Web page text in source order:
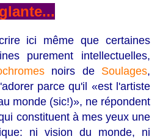
ici même que certaines
purement intellectuelles,
noirs de Soulages,
parce qu'il «est l'artiste
monde (sic!)», ne répondent
constituent à mes yeux une
ni vision du monde, ni